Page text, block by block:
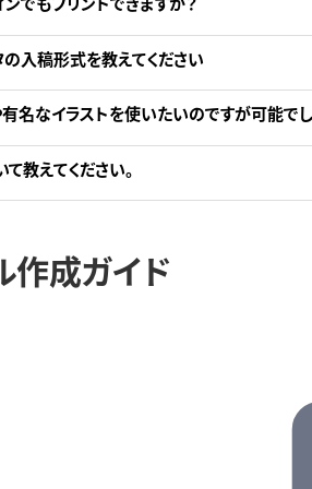
入稿形式を教えてください
名なイラストを使いたいのですが可能でし
教えてください。
作成ガイド